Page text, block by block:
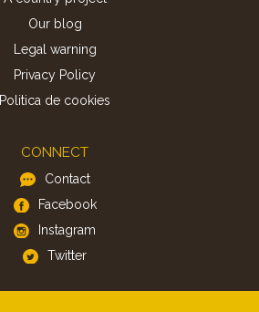
Our blog
Legal warning
Privacy Policy
Politica de cookies
CONNECT
Contact
Facebook
Instagram
Twitter